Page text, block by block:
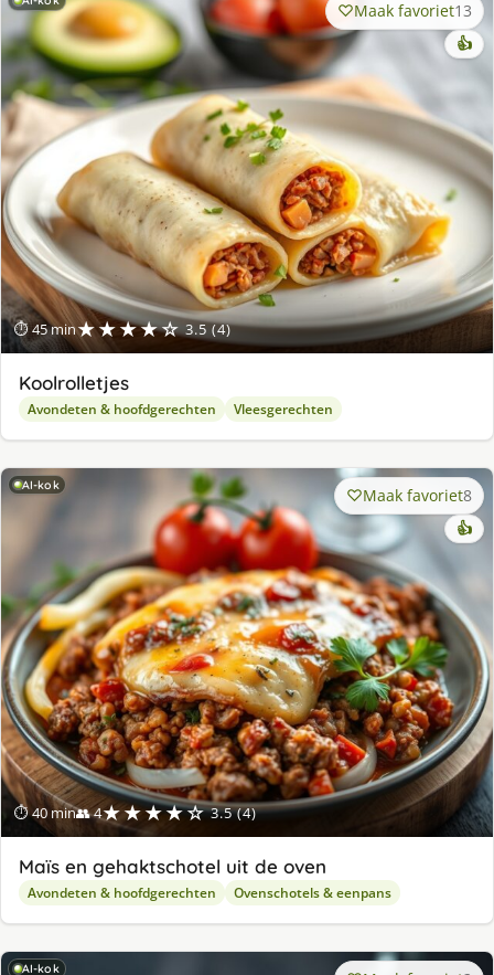
⏱ 45 min★★★★☆ 3.5 (4)
Maak favoriet13
👍
Koolrolletjes
Avondeten & hoofdgerechten Vleesgerechten
AI-kok
⏱ 40 min👥 4★★★★☆ 3.5 (4)
Maak favoriet8
👍
Maïs en gehaktschotel uit de oven
Avondeten & hoofdgerechten Ovenschotels & eenpans
AI-kok